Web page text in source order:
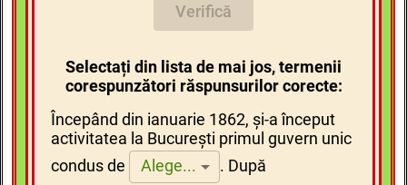
Verifică
Selectați din lista de mai jos, termenii
corespunzători răspunsurilor corecte:
Începând din ianuarie 1862, și-a început
activitatea la București primul guvern unic
condus de
Alege... . După